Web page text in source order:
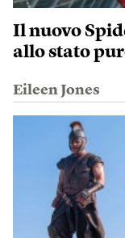
Il nuovo
allo stato
Eileen Jones